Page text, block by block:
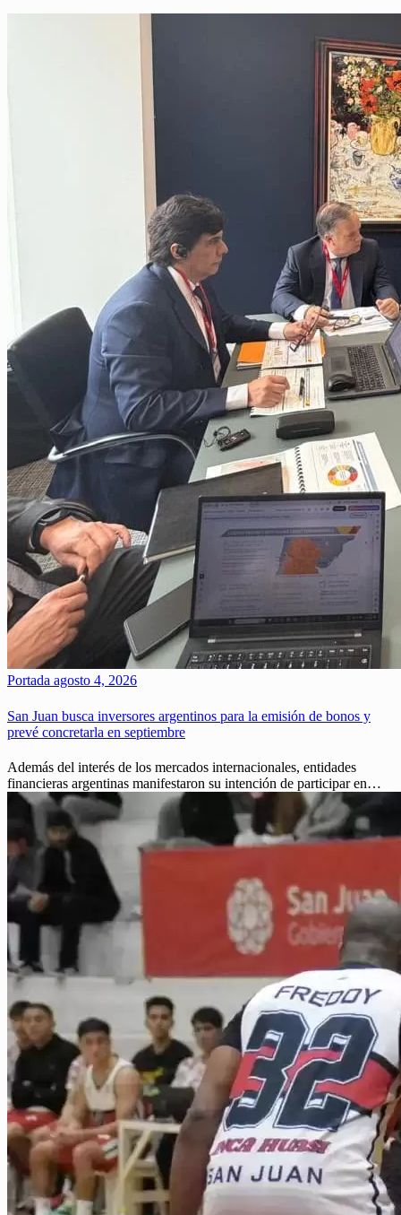
Portada agosto 4, 2026
San Juan busca inversores argentinos para la emisión de bonos y
prevé concretarla en septiembre
Además del interés de los mercados internacionales, entidades
financieras argentinas manifestaron su intención de participar en…